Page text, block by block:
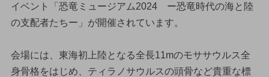
イベント「恐竜ミュージアム2024 ー恐竜時代の海と陸
の支配者たちー」が開催されています。
会場には、東海初上陸となる全長11mのモササウルス全
身骨格をはじめ、ティラノサウルスの頭骨など貴重な標